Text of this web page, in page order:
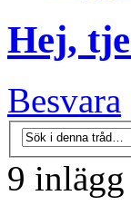
Hej,
Besvara
9 inlägg